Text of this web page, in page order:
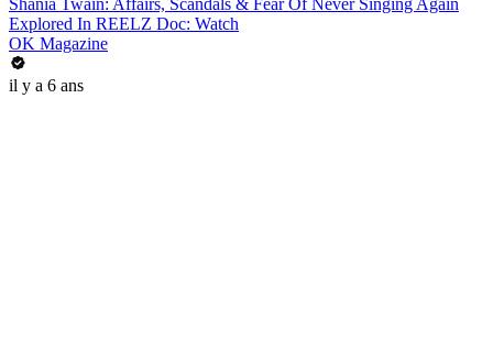
Shania Twain: Affairs, Scandals & Fear Of Never Singing Again
Explored In REELZ Doc: Watch
OK Magazine
il y a 6 ans